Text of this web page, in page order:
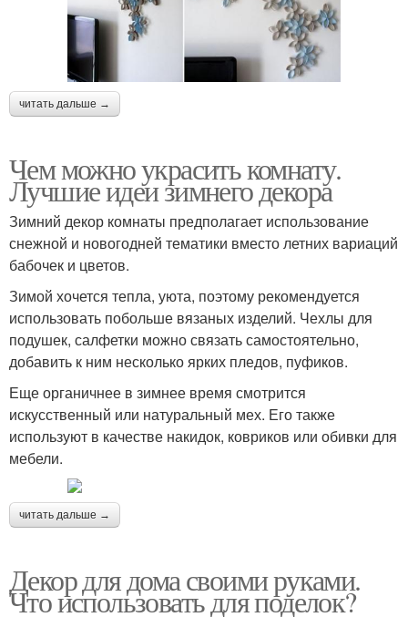
читать дальше →
Чем можно украсить комнату.
Лучшие идеи зимнего декора
Зимний декор комнаты предполагает использование
снежной и новогодней тематики вместо летних вариаций
бабочек и цветов.
Зимой хочется тепла, уюта, поэтому рекомендуется
использовать побольше вязаных изделий. Чехлы для
подушек, салфетки можно связать самостоятельно,
добавить к ним несколько ярких пледов, пуфиков.
Еще органичнее в зимнее время смотрится
искусственный или натуральный мех. Его также
используют в качестве накидок, ковриков или обивки для
мебели.
читать дальше →
Декор для дома своими руками.
Что использовать для поделок?